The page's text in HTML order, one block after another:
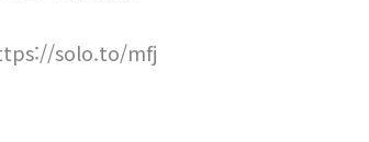
solo.to/mfj